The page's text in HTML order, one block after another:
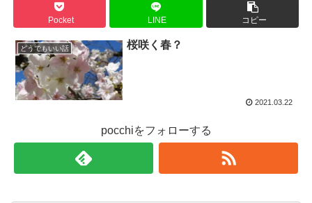
Pocket LINE コピー
どうでもいい話 桜咲く春？
2021.03.22
pocchiをフォローする